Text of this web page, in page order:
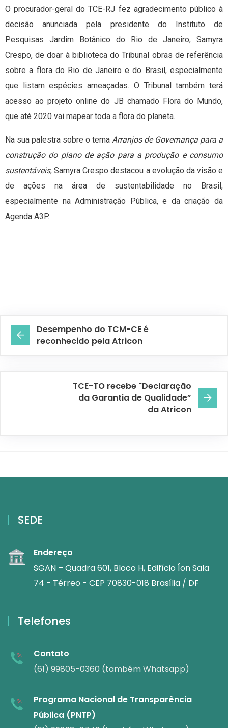
O procurador-geral do TCE-RJ fez agradecimento público à
decisão anunciada pela presidente do Instituto de
Pesquisas Jardim Botânico do Rio de Janeiro, Samyra
Crespo, de doar à biblioteca do Tribunal obras de referência
sobre a flora do Rio de Janeiro e do Brasil, especialmente
que listam espécies ameaçadas. O Tribunal também terá
acesso ao projeto online do JB chamado Flora do Mundo,
que até 2020 vai mapear toda a flora do planeta.
Na sua palestra sobre o tema Arranjos de Governança para a
construção do plano de ação para a produção e consumo
sustentáveis, Samyra Crespo destacou a evolução da visão e
de ações na área de sustentabilidade no Brasil,
especialmente na Administração Pública, e da criação da
Agenda A3P.
Desempenho do TCM-CE é
reconhecido pela Atricon
TCE-TO recebe "Declaração
da Garantia de Qualidade”
da Atricon
SEDE
Endereço
SGAN – Quadra 601, Bloco H, Edifício Íon Sala
74 - Térreo - CEP 70830-018 Brasília / DF
Telefones
Contato
(61) 99805-0360 (também Whatsapp)
Programa Nacional de Transparência
Pública (PNTP)